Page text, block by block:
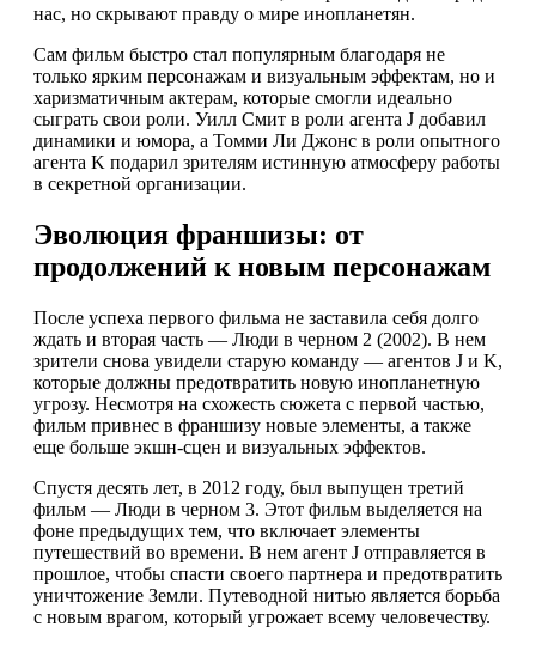
нас, но скрывают правду о мире инопланетян.
Сам фильм быстро стал популярным благодаря не
только ярким персонажам и визуальным эффектам, но и
харизматичным актерам, которые смогли идеально
сыграть свои роли. Уилл Смит в роли агента J добавил
динамики и юмора, а Томми Ли Джонс в роли опытного
агента K подарил зрителям истинную атмосферу работы
в секретной организации.
Эволюция франшизы: от
продолжений к новым персонажам
После успеха первого фильма не заставила себя долго
ждать и вторая часть — Люди в черном 2 (2002). В нем
зрители снова увидели старую команду — агентов J и K,
которые должны предотвратить новую инопланетную
угрозу. Несмотря на схожесть сюжета с первой частью,
фильм привнес в франшизу новые элементы, а также
еще больше экшн-сцен и визуальных эффектов.
Спустя десять лет, в 2012 году, был выпущен третий
фильм — Люди в черном 3. Этот фильм выделяется на
фоне предыдущих тем, что включает элементы
путешествий во времени. В нем агент J отправляется в
прошлое, чтобы спасти своего партнера и предотвратить
уничтожение Земли. Путеводной нитью является борьба
с новым врагом, который угрожает всему человечеству.